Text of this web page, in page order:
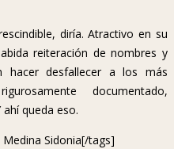
diría. Atractivo en su
reiteración de nombres y
hacer desfallecer a los más
documentado,
queda eso.
Sidonia[/tags]